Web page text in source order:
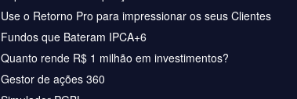
Use o Retorno Pro para impressionar os seus Clientes
Fundos que Bateram IPCA+6
Quanto rende R$ 1 milhão em investimentos?
Gestor de ações 360